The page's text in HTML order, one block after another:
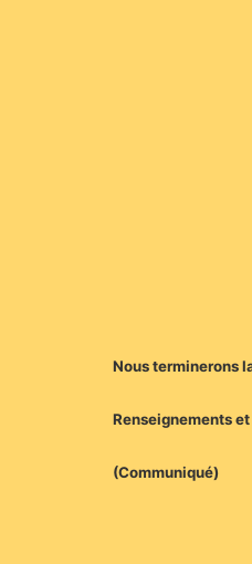
Nous terminerons
Renseignements
(Communiqué)